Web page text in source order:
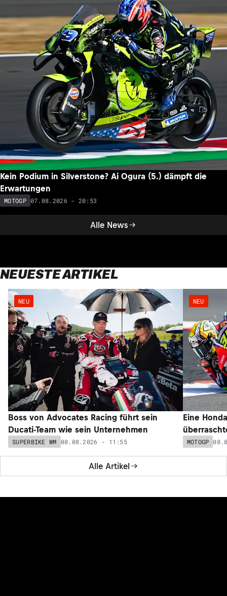
Alle News
Kein Podium in Silverstone? Ai Ogura (5.) dämpft die
Erwartungen
MOTOGP 07.08.2026 - 20:53
NEUESTE ARTIKEL
Alle Artikel
NEU
Boss von Advocates Racing führt sein
Ducati-Team wie sein Unternehmen
SUPERBIKE WM 08.08.2026 - 11:55
NEU
Eine
MOTOGP